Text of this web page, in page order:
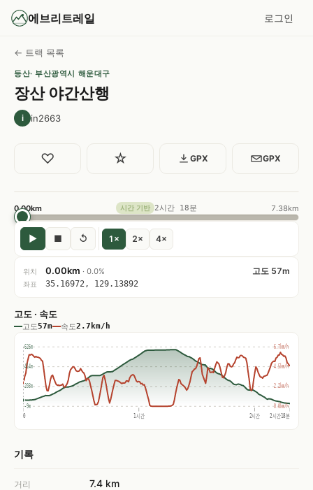
에브리트레일 로그인
← 트랙 목록
등산· 부산광역시 해운대구
장산 야간산행
i in2663
♡ ☆ GPX GPX
0.00km 시간 기반 2시간 18분 7.38km
▶ ■ ↺ 1× 2× 4×
위치 0.00km · 0.0% 고도 57m
좌표 35.16972, 129.13892
고도 · 속도
고도57m 속도2.7km/h
0 1시간 2시간 2시간18분
626m
414m
203m
-9m
6.7km/h
4.5km/h
2.2km/h
0.0km/h
기록
거리 7.4 km